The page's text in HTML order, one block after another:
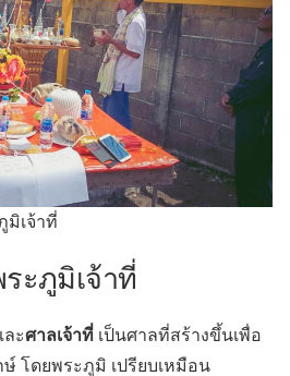
มิเจ้าที่
ะภูมิเจ้าที่
ละศาลเจ้าที่ เป็นศาลที่สร้างขึ้นเพื่อ
โดยพระภูมิ เปรียบเหมือน